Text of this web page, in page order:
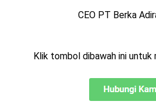
CEO PT Berka
Klik tombol dibawah ini untuk